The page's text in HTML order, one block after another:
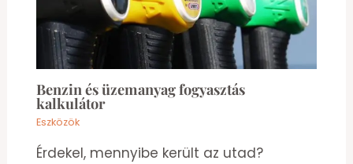
Benzin és üzemanyag fogyasztás
kalkulátor
Eszközök
Érdekel, mennyibe került az utad?